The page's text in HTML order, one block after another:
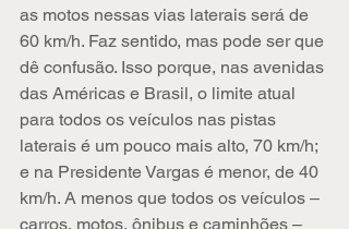
as motos nessas vias laterais será de
60 km/h. Faz sentido, mas pode ser que
dê confusão. Isso porque, nas avenidas
das Américas e Brasil, o limite atual
para todos os veículos nas pistas
laterais é um pouco mais alto, 70 km/h;
e na Presidente Vargas é menor, de 40
km/h. A menos que todos os veículos –
carros, motos, ônibus e caminhões –